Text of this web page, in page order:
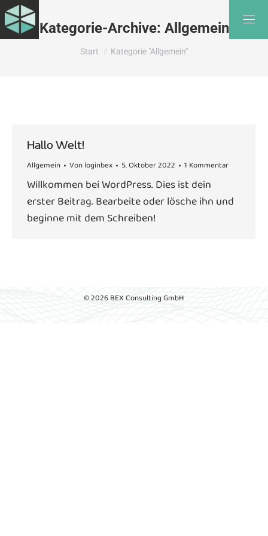
Kategorie-Archive: Allgemein
Sie befinden sich hier:
Start Kategorie "Allgemein"
Hallo Welt!
Allgemein Vonloginbex 5. Oktober 2022 1 Kommentar
Willkommen bei WordPress. Dies ist dein
erster Beitrag. Bearbeite oder lösche ihn und
beginne mit dem Schreiben!
© 2026 BEX Consulting GmbH